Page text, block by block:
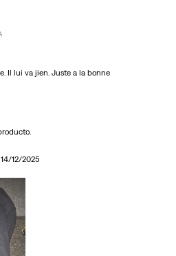
Il lui va jien. Juste a la bonne
14/12/2025